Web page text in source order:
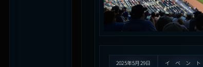
2025年5月29日 イベント